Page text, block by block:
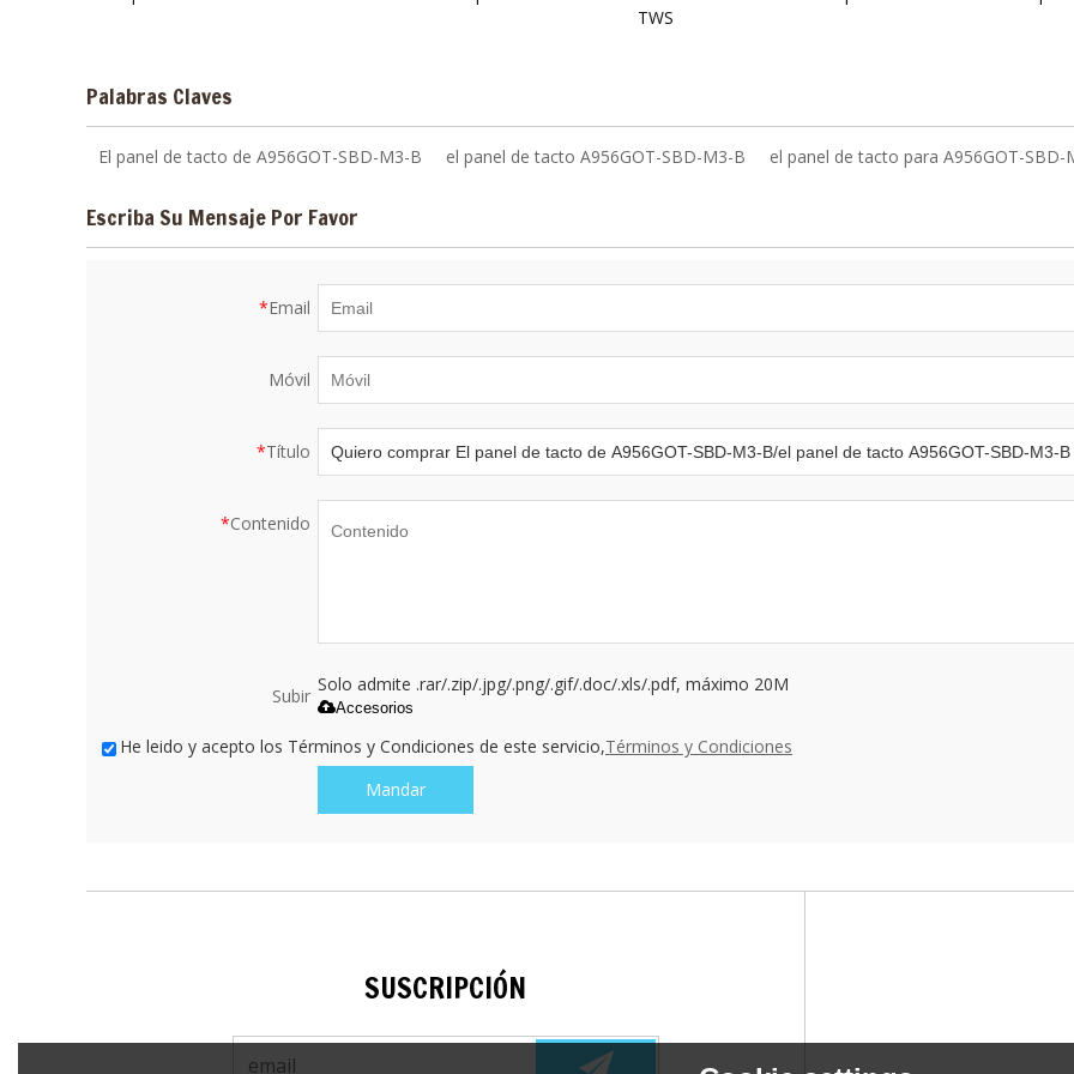
TWS
Palabras Claves
El panel de tacto de A956GOT-SBD-M3-B el panel de tacto A956GOT-SBD-M3-B el panel de tacto para A956GOT-SBD-
Escriba Su Mensaje Por Favor
*Email
Móvil
*Título
*Contenido
Subir
Solo admite .rar/.zip/.jpg/.png/.gif/.doc/.xls/.pdf, máximo 20M
Accesorios
He leido y acepto los Términos y Condiciones de este servicio,Términos y Condiciones
Mandar
SUSCRIPCIÓN